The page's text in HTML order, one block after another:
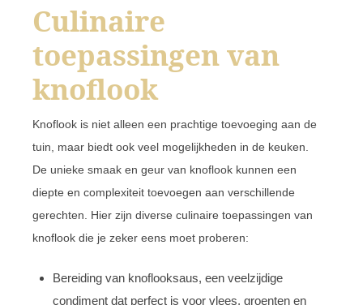
Culinaire
toepassingen van
knoflook
Knoflook is niet alleen een prachtige toevoeging aan de
tuin, maar biedt ook veel mogelijkheden in de keuken.
De unieke smaak en geur van knoflook kunnen een
diepte en complexiteit toevoegen aan verschillende
gerechten. Hier zijn diverse culinaire toepassingen van
knoflook die je zeker eens moet proberen:
Bereiding van knoflooksaus, een veelzijdige
condiment dat perfect is voor vlees, groenten en